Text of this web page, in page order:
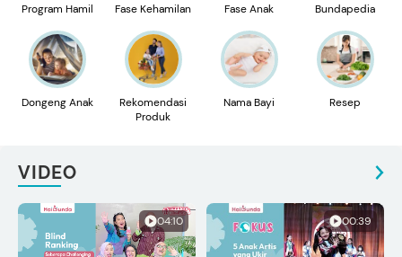
Program Hamil Fase Kehamilan Fase Anak Bundapedia
Dongeng Anak
Rekomendasi
Produk
Nama Bayi Resep
VIDEO
04:10 00:39